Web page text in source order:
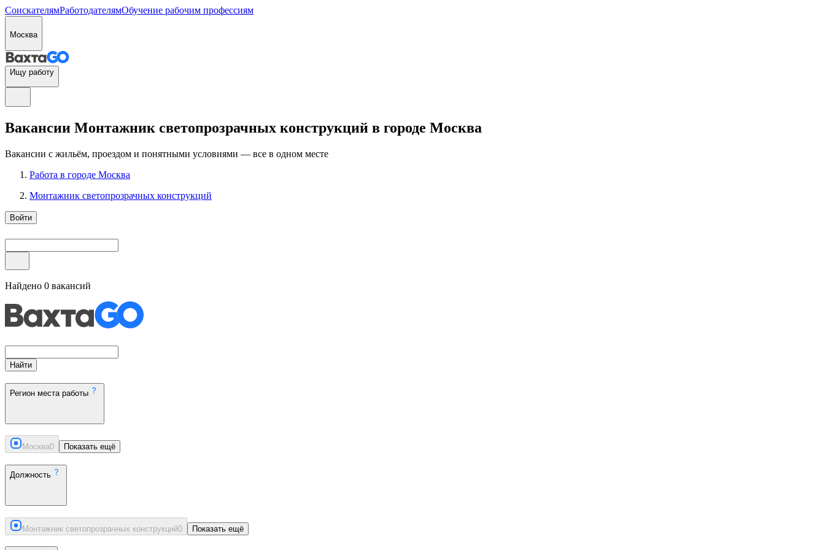
СоискателямРаботодателямОбучение рабочим профессиям
Москва
Ищу работу
Вакансии Монтажник светопрозрачных конструкций в городе Москва
Вакансии с жильём, проездом и понятными условиями — все в одном месте
Работа в городе Москва
Монтажник светопрозрачных конструкций
Войти
Найдено 0 вакансий
Найти
Регион места работы
Москва0 Показать ещё
Должность
Монтажник светопрозрачных конструкций0 Показать ещё